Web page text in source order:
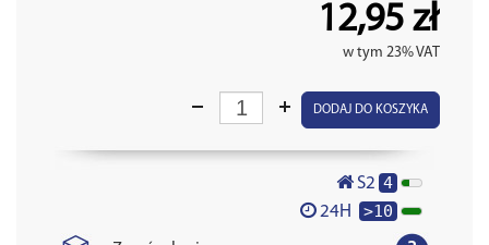
12,95 zł
w tym 23% VAT
DODAJ DO KOSZYKA
S2 4
24H >10